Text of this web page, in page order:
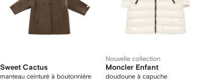
Sweet Cactus
manteau ceinturé à boutonnière
Nouvelle collection
Moncler Enfant
doudoune à capuche